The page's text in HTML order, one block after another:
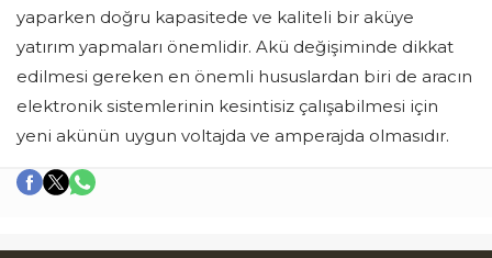
yaparken doğru kapasitede ve kaliteli bir aküye
yatırım yapmaları önemlidir. Akü değişiminde dikkat
edilmesi gereken en önemli hususlardan biri de aracın
elektronik sistemlerinin kesintisiz çalışabilmesi için
yeni akünün uygun voltajda ve amperajda olmasıdır.